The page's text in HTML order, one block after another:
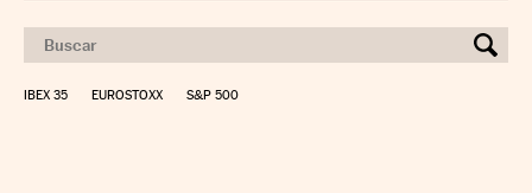
IBEX 35 EUROSTOXX S&P 500